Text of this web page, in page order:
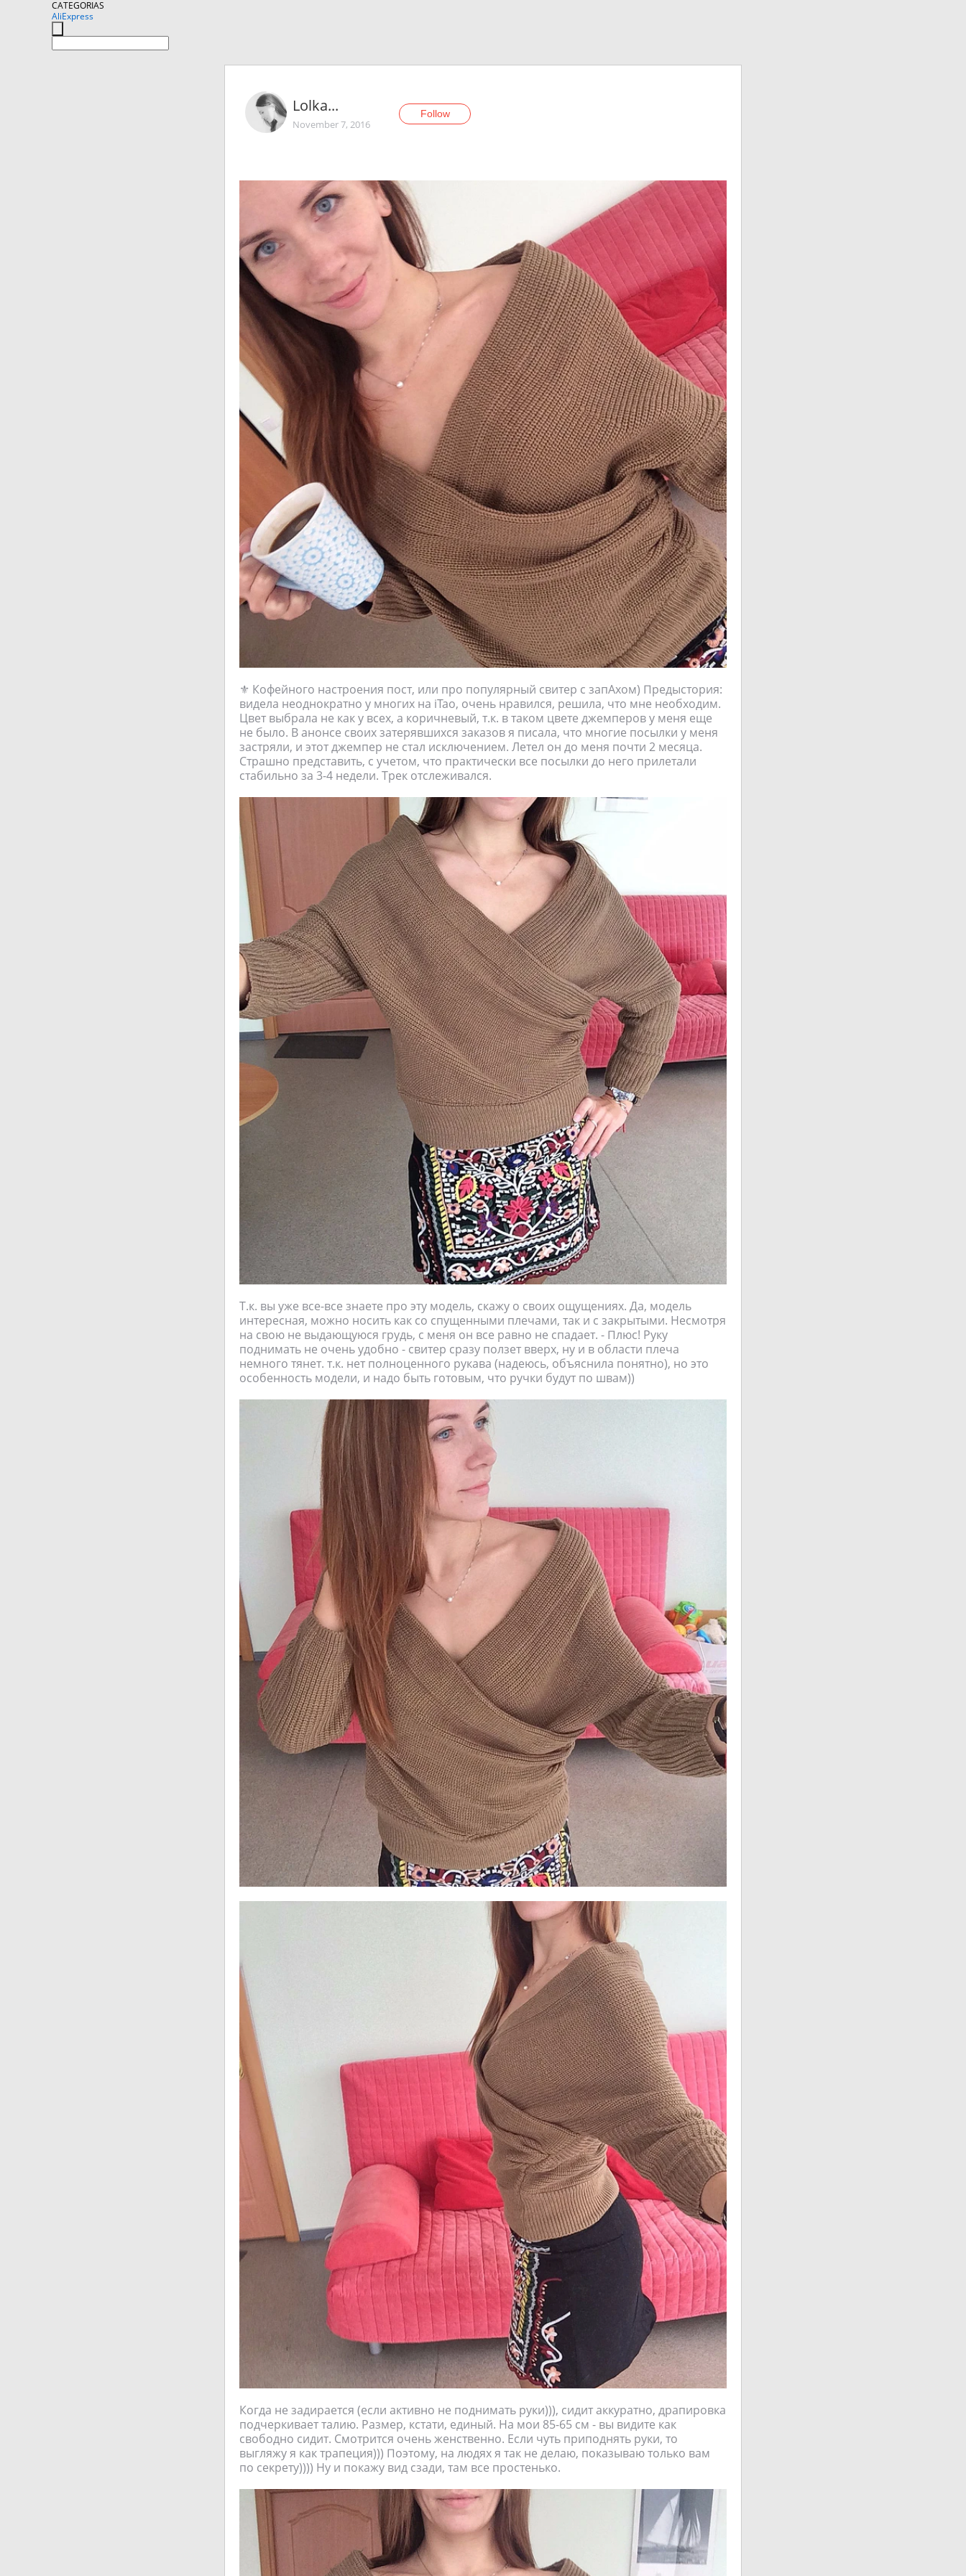
CATEGORIAS
AliExpress
Lolka...
November 7, 2016
Follow
⚜ Кофейного настроения пост, или про популярный свитер с запАхом) Предыстория:
видела неоднократно у многих на iTao, очень нравился, решила, что мне необходим.
Цвет выбрала не как у всех, а коричневый, т.к. в таком цвете джемперов у меня еще
не было. В анонсе своих затерявшихся заказов я писала, что многие посылки у меня
застряли, и этот джемпер не стал исключением. Летел он до меня почти 2 месяца.
Страшно представить, с учетом, что практически все посылки до него прилетали
стабильно за 3-4 недели. Трек отслеживался.
Т.к. вы уже все-все знаете про эту модель, скажу о своих ощущениях. Да, модель
интересная, можно носить как со спущенными плечами, так и с закрытыми. Несмотря
на свою не выдающуюся грудь, с меня он все равно не спадает. - Плюс! Руку
поднимать не очень удобно - свитер сразу ползет вверх, ну и в области плеча
немного тянет. т.к. нет полноценного рукава (надеюсь, объяснила понятно), но это
особенность модели, и надо быть готовым, что ручки будут по швам))
Когда не задирается (если активно не поднимать руки))), сидит аккуратно, драпировка
подчеркивает талию. Размер, кстати, единый. На мои 85-65 см - вы видите как
свободно сидит. Смотрится очень женственно. Если чуть приподнять руки, то
выгляжу я как трапеция))) Поэтому, на людях я так не делаю, показываю только вам
по секрету)))) Ну и покажу вид сзади, там все простенько.